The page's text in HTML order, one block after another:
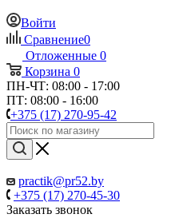
Войти
Сравнение0
Отложенные 0
Корзина 0
ПН-ЧТ: 08:00 - 17:00
ПТ: 08:00 - 16:00
+375 (17) 270-95-42
practik@pr52.by
+375 (17) 270-45-30
Заказать звонок